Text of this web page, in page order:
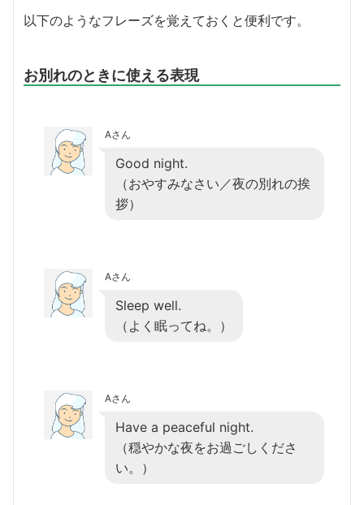
以下のようなフレーズを覚えておくと便利です。
お別れのときに使える表現
Aさん
Good night.
（おやすみなさい／夜の別れの挨
拶）
Aさん
Sleep well.
（よく眠ってね。）
Aさん
Have a peaceful night.
（穏やかな夜をお過ごしくださ
い。）